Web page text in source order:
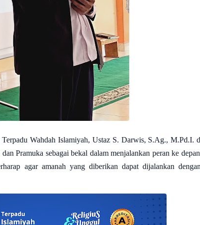
Wahdah Islamiyah, Ustaz S. Darwis, S.Ag., M.Pd.I.
Pramuka sebagai bekal dalam menjalankan peran ke
agar amanah yang diberikan dapat dijalankan